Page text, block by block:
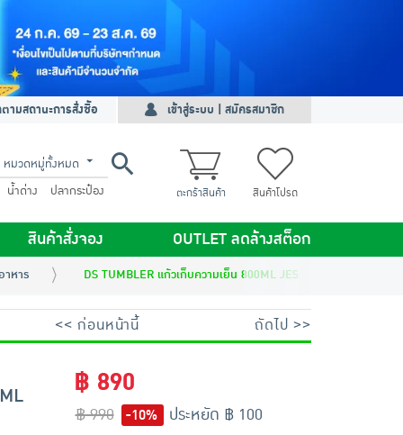
ามสถานะการสั่งซื้อ เข้าสู่ระบบ | สมัครสมาชิก
หมวดหมู่ทั้งหมด
น้ำด่าง ปลากระป๋อง ตะกร้าสินค้า สินค้าโปรด
สินค้าสั่งจอง OUTLET ลดล้างสต็อก
หาร DS TUMBLER แก้วเก็บความเย็น 800ML JESSIE
<< ก่อนหน้านี้
ถัดไป >>
฿ 890
฿ 990 -10% ประหยัด ฿ 100